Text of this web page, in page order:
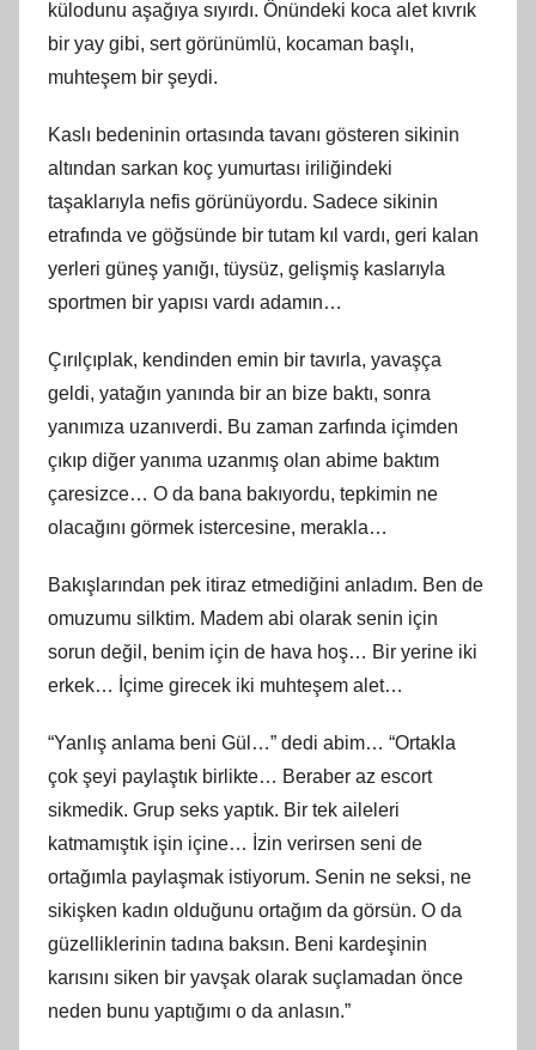
külodunu aşağıya sıyırdı. Önündeki koca alet kıvrık
bir yay gibi, sert görünümlü, kocaman başlı,
muhteşem bir şeydi.
Kaslı bedeninin ortasında tavanı gösteren sikinin
altından sarkan koç yumurtası iriliğindeki
taşaklarıyla nefis görünüyordu. Sadece sikinin
etrafında ve göğsünde bir tutam kıl vardı, geri kalan
yerleri güneş yanığı, tüysüz, gelişmiş kaslarıyla
sportmen bir yapısı vardı adamın…
Çırılçıplak, kendinden emin bir tavırla, yavaşça
geldi, yatağın yanında bir an bize baktı, sonra
yanımıza uzanıverdi. Bu zaman zarfında içimden
çıkıp diğer yanıma uzanmış olan abime baktım
çaresizce… O da bana bakıyordu, tepkimin ne
olacağını görmek istercesine, merakla…
Bakışlarından pek itiraz etmediğini anladım. Ben de
omuzumu silktim. Madem abi olarak senin için
sorun değil, benim için de hava hoş… Bir yerine iki
erkek… İçime girecek iki muhteşem alet…
“Yanlış anlama beni Gül…” dedi abim… “Ortakla
çok şeyi paylaştık birlikte… Beraber az escort
sikmedik. Grup seks yaptık. Bir tek aileleri
katmamıştık işin içine… İzin verirsen seni de
ortağımla paylaşmak istiyorum. Senin ne seksi, ne
sikişken kadın olduğunu ortağım da görsün. O da
güzelliklerinin tadına baksın. Beni kardeşinin
karısını siken bir yavşak olarak suçlamadan önce
neden bunu yaptığımı o da anlasın.”